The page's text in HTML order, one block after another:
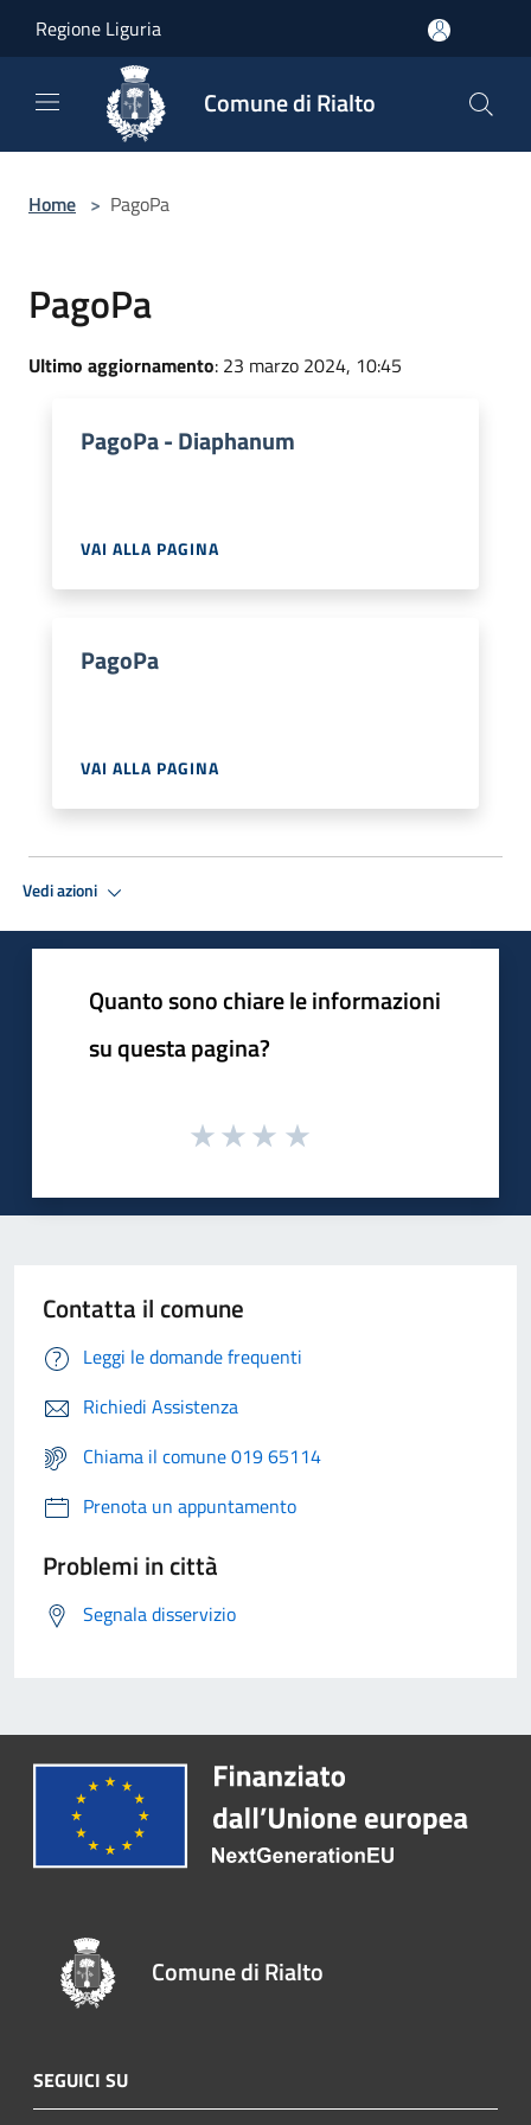
Regione Liguria
Comune di Rialto
Home > PagoPa
PagoPa
Ultimo aggiornamento: 23 marzo 2024, 10:45
PagoPa - Diaphanum
VAI ALLA PAGINA
PagoPa
VAI ALLA PAGINA
Vedi azioni
Quanto sono chiare le informazioni
su questa pagina?
Contatta il comune
Leggi le domande frequenti
Richiedi Assistenza
Chiama il comune 019 65114
Prenota un appuntamento
Problemi in città
Segnala disservizio
Comune di Rialto
SEGUICI SU